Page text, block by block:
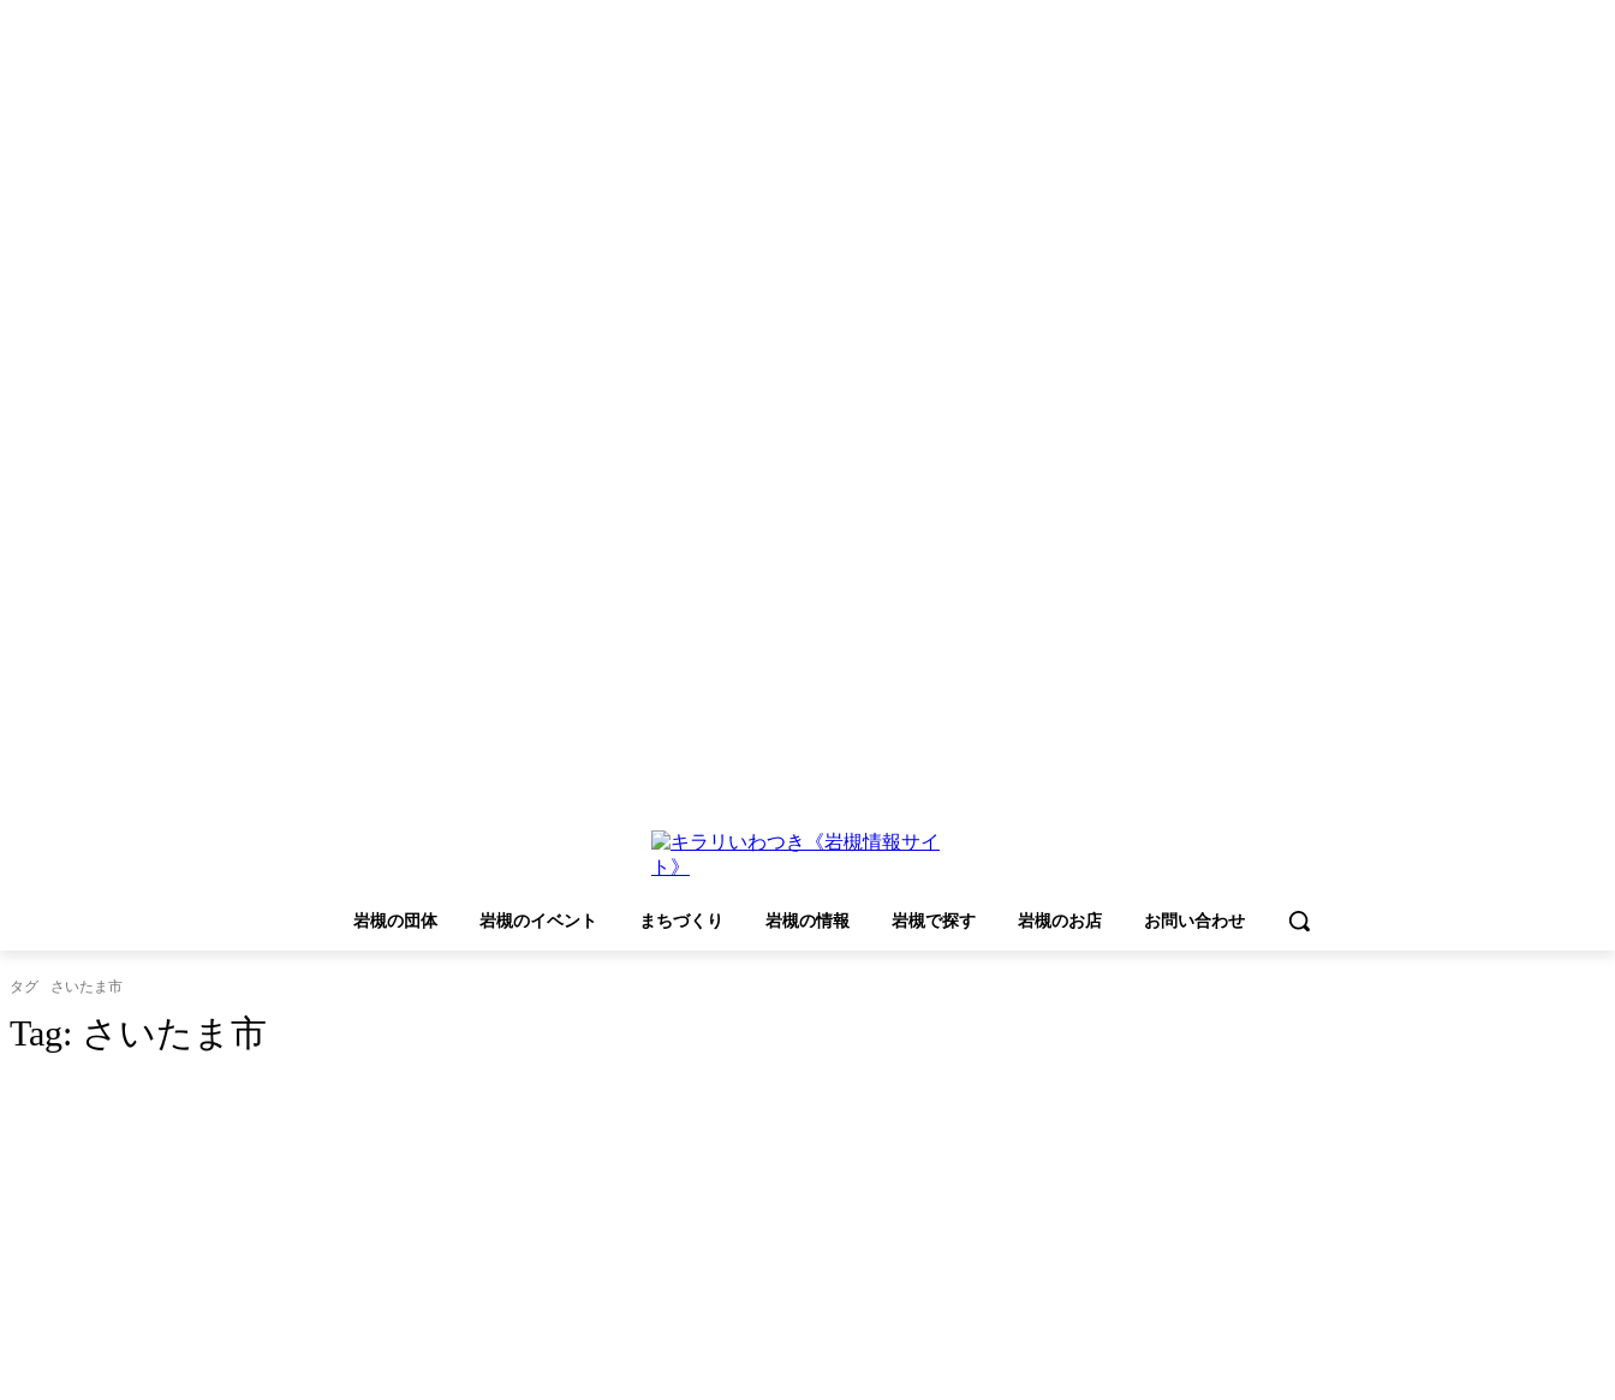
岩槻の団体 岩槻のイベント まちづくり 岩槻の情報 岩槻で探す 岩槻のお店 お問い合わせ
タグ さいたま市
Tag: さいたま市